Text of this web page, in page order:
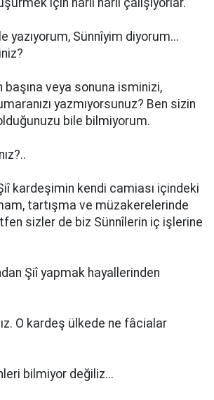
için harıl harıl çalışıyorlar.
yazıyorum, Sünnîyim diyorum...
başına veya sonuna isminizi,
yazmıyorsunuz? Ben sizin
bile bilmiyorum.
kardeşimin kendi camiası içindeki
tartışma ve müzakerelerinde
sizler de biz Sünnîlerin iç işlerine
Şiî yapmak hayallerinden
O kardeş ülkede ne fâcialar
bilmiyor değiliz...